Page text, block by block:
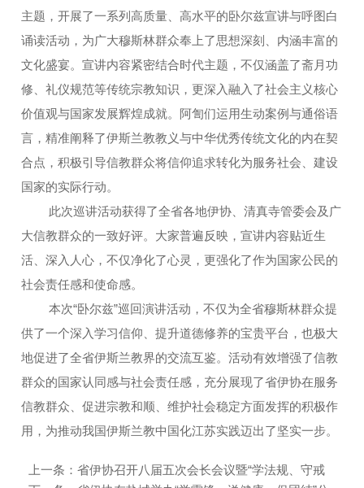
主题，开展了一系列高质量、高水平的卧尔兹宣讲与呼图白
诵读活动，为广大穆斯林群众奉上了思想深刻、内涵丰富的
文化盛宴。宣讲内容紧密结合时代主题，不仅涵盖了斋月功
修、礼仪规范等传统宗教知识，更深入融入了社会主义核心
价值观与国家发展辉煌成就。阿訇们运用生动案例与通俗语
言，精准阐释了伊斯兰教教义与中华优秀传统文化的内在契
合点，积极引导信教群众将信仰追求转化为服务社会、建设
国家的实际行动。
此次巡讲活动获得了全省各地伊协、清真寺管委会及广
大信教群众的一致好评。大家普遍反映，宣讲内容贴近生
活、深入人心，不仅净化了心灵，更强化了作为国家公民的
社会责任感和使命感。
本次“卧尔兹”巡回演讲活动，不仅为全省穆斯林群众提
供了一个深入学习信仰、提升道德修养的宝贵平台，也极大
地促进了全省伊斯兰教界的交流互鉴。活动有效增强了信教
群众的国家认同感与社会责任感，充分展现了省伊协在服务
信教群众、促进宗教和顺、维护社会稳定方面发挥的积极作
用，为推动我国伊斯兰教中国化江苏实践迈出了坚实一步。
上一条： 省伊协召开八届五次会长会议暨“学法规、守戒